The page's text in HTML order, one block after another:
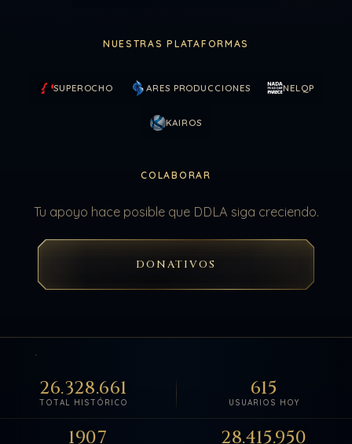
NUESTRAS PLATAFORMAS
SUPEROCHO ARES PRODUCCIONES NELQP
KAIROS
COLABORAR
Tu apoyo hace posible que DDLA siga creciendo.
DONATIVOS
TOTAL HISTÓRICO
26.328.661
USUARIOS HOY
615
1907 28.415.950